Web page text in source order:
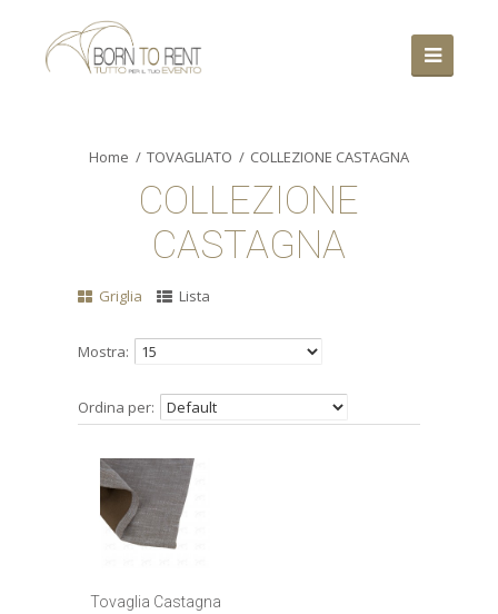
Home TOVAGLIATO COLLEZIONE CASTAGNA
COLLEZIONE
CASTAGNA
Griglia Lista
Mostra:
Ordina per:
Tovaglia Castagna